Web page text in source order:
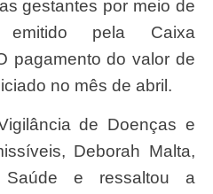
gestantes por meio de
emitido pela Caixa
pagamento do valor de
no mês de abril.
Deborah Malta,
e ressaltou a